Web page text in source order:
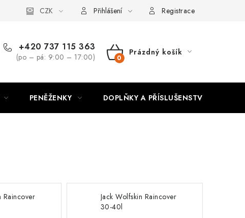
CZK Přihlášení Registrace
+420 737 115 363
(po – pá: 9:00 – 17:00)
NÁKUPNÍ
Prázdný košík
PENĚŽENKY DOPLŇKY A PŘÍSLUŠENSTVÍ
Raincover
Jack Wolfskin Raincover
30-40l